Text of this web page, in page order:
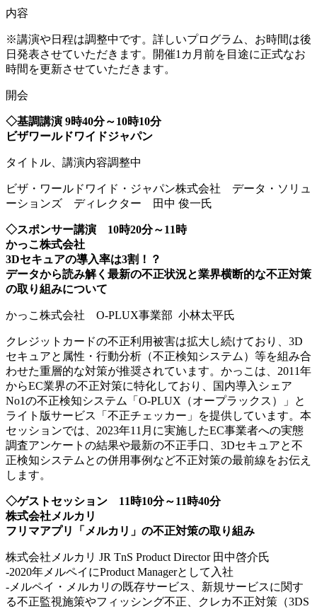
内容
※講演や日程は調整中です。詳しいプログラム、お時間は後
日発表させていただきます。開催1カ月前を目途に正式なお
時間を更新させていただきます。
開会
◇基調講演 9時40分～10時10分
ビザワールドワイドジャパン
タイトル、講演内容調整中
ビザ ・ワールドワイド・ジャパン株式会社 データ・ソリュ
ーションズ ディレクター 田中 俊一氏
◇スポンサー講演 10時20分～11時
かっこ 株式会社
3Dセキュアの導入率は3割！？
データから読み解く最新の不正状況と業界横断的な不正対策
の取り組みについて
かっこ 株式会社 O-PLUX事業部 小林太平氏
クレジットカードの不正利用被害は拡大し続けており、3D
セキュアと属性・行動分析（不正検知システム）等を組み合
わせた重層的な対策が推奨されています。 かっこ は、2011年
からEC業界の不正対策に特化しており、国内導入シェア
No1の不正検知システム「O-PLUX（オープラックス）」と
ライト版サービス「不正チェッカー」を提供しています。本
セッションでは、2023年11月に実施したEC事業者への実態
調査アンケートの結果や最新の不正手口、3Dセキュアと不
正検知システムとの併用事例など不正対策の最前線をお伝え
します。
◇ゲストセッション 11時10分～11時40分
株式会社メルカリ
フリマアプリ「 メルカリ」 の不正対策の取り組み
株式会社 メルカリ JR TnS Product Director 田中啓介氏
-2020年メルペイにProduct Managerとして入社
-メルペイ・ メルカリ の既存サービス、新規サービスに関す
る不正監視施策やフィッシング不正、クレカ不正対策（3DS